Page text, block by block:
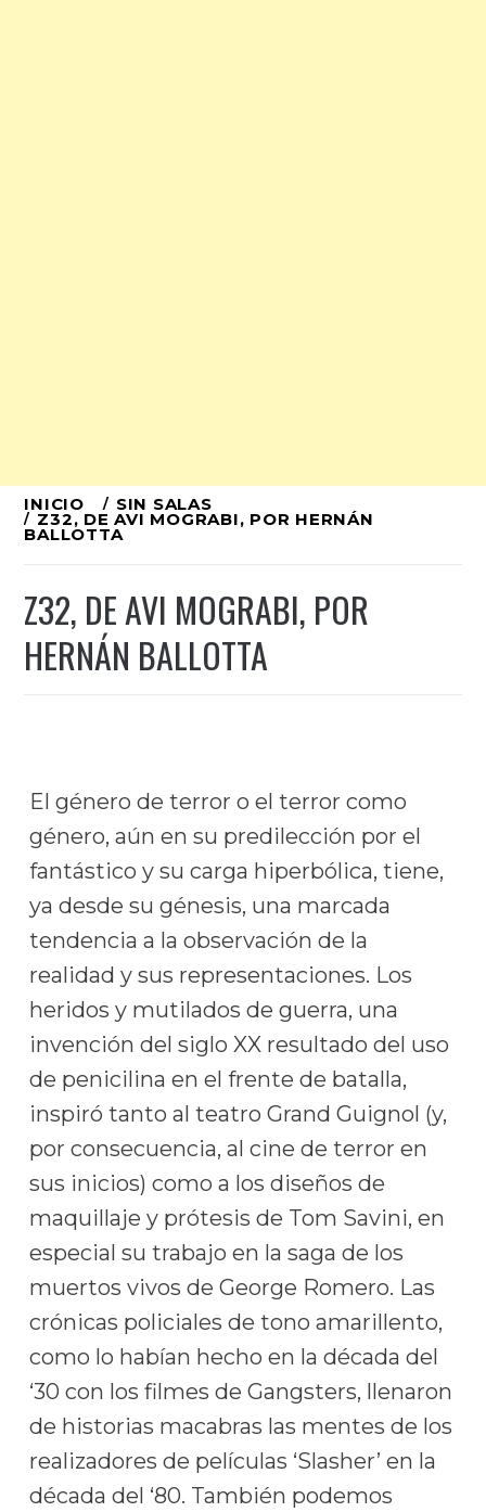
Ir
al
INICIO SIN SALAS
Z32, DE AVI MOGRABI, POR HERNÁN
BALLOTTA
Z32, DE AVI MOGRABI, POR
HERNÁN BALLOTTA
El género de terror o el terror como
género, aún en su predilección por el
fantástico y su carga hiperbólica, tiene,
ya desde su génesis, una marcada
tendencia a la observación de la
realidad y sus representaciones. Los
heridos y mutilados de guerra, una
invención del siglo XX resultado del uso
de penicilina en el frente de batalla,
inspiró tanto al teatro Grand Guignol (y,
por consecuencia, al cine de terror en
sus inicios) como a los diseños de
maquillaje y prótesis de Tom Savini, en
especial su trabajo en la saga de los
muertos vivos de George Romero. Las
crónicas policiales de tono amarillento,
como lo habían hecho en la década del
‘30 con los filmes de Gangsters, llenaron
de historias macabras las mentes de los
realizadores de películas ‘Slasher’ en la
década del ‘80. También podemos